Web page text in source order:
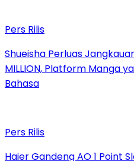
Pers Rilis
Shueisha Perluas
MILLION, Platform Manga
Bahasa
Pers Rilis
Haier Gandeng AO 1 Point